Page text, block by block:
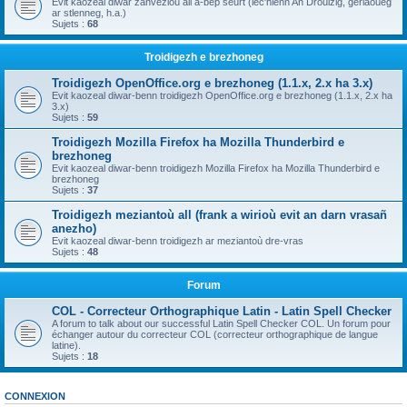
ar stlenneg, h.a.)
Sujets : 68
Troidigezh e brezhoneg
Troidigezh OpenOffice.org e brezhoneg (1.1.x, 2.x ha 3.x)
Evit kaozeal diwar-benn troidigezh OpenOffice.org e brezhoneg (1.1.x, 2.x ha
3.x)
Sujets : 59
Troidigezh Mozilla Firefox ha Mozilla Thunderbird e
brezhoneg
Evit kaozeal diwar-benn troidigezh Mozilla Firefox ha Mozilla Thunderbird e
brezhoneg
Sujets : 37
Troidigezh meziantoù all (frank a wirioù evit an darn vrasañ
anezho)
Evit kaozeal diwar-benn troidigezh ar meziantoù dre-vras
Sujets : 48
Forum
COL - Correcteur Orthographique Latin - Latin Spell Checker
A forum to talk about our successful Latin Spell Checker COL. Un forum pour
échanger autour du correcteur COL (correcteur orthographique de langue
latine).
Sujets : 18
CONNEXION